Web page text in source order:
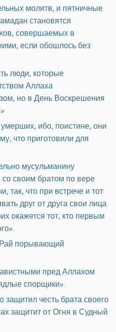
молитв, и пятничные
становятся
совершаемых в
если обошлось без
люди, которые
Аллаха
но в День Воскрешения
ибо, поистине, они
что приготовили для
мусульманину
своим братом по вере
так, что при встрече и тот
друг от друга свои лица.
окажется тот, кто первым
порывающий
пред Аллахом
спорщики».
защитил честь брата своего
защитит от Огня в Судный